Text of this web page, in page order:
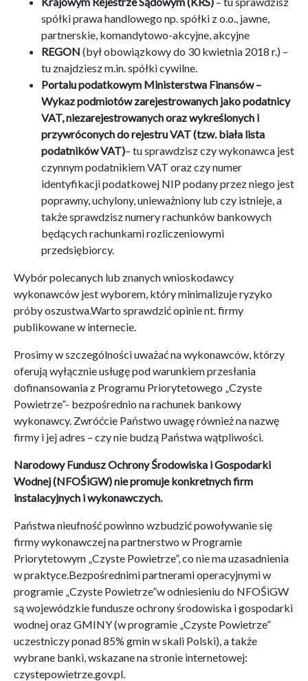
spółki prawa handlowego np. spółki z o.o., jawne,
partnerskie, komandytowo-akcyjne, akcyjne
REGON (był obowiązkowy do 30 kwietnia 2018 r.) –
tu znajdziesz m.in. spółki cywilne.
Portalu podatkowym Ministerstwa Finansów –
Wykaz podmiotów zarejestrowanych jako podatnicy
VAT, niezarejestrowanych oraz wykreślonych i
przywróconych do rejestru VAT (tzw. biała lista
podatników VAT)– tu sprawdzisz czy wykonawca jest
czynnym podatnikiem VAT oraz czy numer
identyfikacji podatkowej NIP podany przez niego jest
poprawny, uchylony, unieważniony lub czy istnieje, a
także sprawdzisz numery rachunków bankowych
będących rachunkami rozliczeniowymi
przedsiębiorcy.
Wybór polecanych lub znanych wnioskodawcy
wykonawców jest wyborem, który minimalizuje ryzyko
próby oszustwa.Warto sprawdzić opinie nt. firmy
publikowane w internecie.
Prosimy w szczególności uważać na wykonawców, którzy
oferują wyłącznie usługę pod warunkiem przesłania
dofinansowania z Programu Priorytetowego „Czyste
Powietrze”- bezpośrednio na rachunek bankowy
wykonawcy. Zwróćcie Państwo uwagę również na nazwę
firmy i jej adres – czy nie budzą Państwa wątpliwości.
Narodowy Fundusz Ochrony Środowiska i Gospodarki
Wodnej (NFOŚiGW) nie promuje konkretnych firm
instalacyjnych i wykonawczych.
Państwa nieufność powinno wzbudzić powoływanie się
firmy wykonawczej na partnerstwo w Programie
Priorytetowym „Czyste Powietrze”, co nie ma uzasadnienia
w praktyce.Bezpośrednimi partnerami operacyjnymi w
programie „Czyste Powietrze”w odniesieniu do NFOŚiGW
są wojewódzkie fundusze ochrony środowiska i gospodarki
wodnej oraz GMINY (w programie „Czyste Powietrze”
uczestniczy ponad 85% gmin w skali Polski), a także
wybrane banki, wskazane na stronie internetowej:
czystepowietrze.gov.pl.